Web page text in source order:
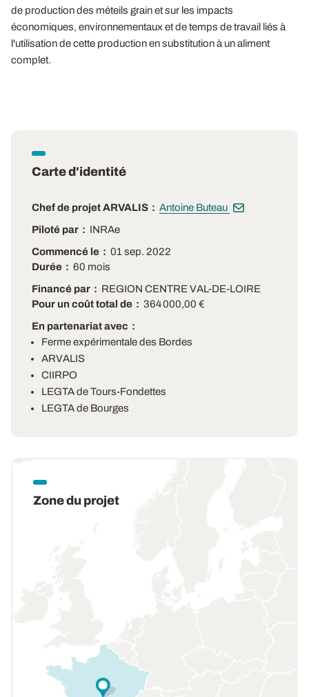
de production des méteils grain et sur les impacts
économiques, environnementaux et de temps de travail liés à
l'utilisation de cette production en substitution à un aliment
complet.
Carte d'identité
Chef de projet ARVALIS
Antoine Buteau
Piloté par
INRAe
Commencé le
01 sep. 2022
Durée
60 mois
Financé par
REGION CENTRE VAL-DE-LOIRE
Pour un coût total de
364 000,00 €
En partenariat avec
Ferme expérimentale des Bordes
ARVALIS
CIIRPO
LEGTA de Tours-Fondettes
LEGTA de Bourges
Zone du projet